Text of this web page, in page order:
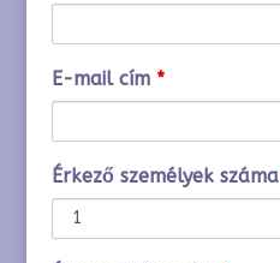
E-mail cím *
Érkező személyek száma